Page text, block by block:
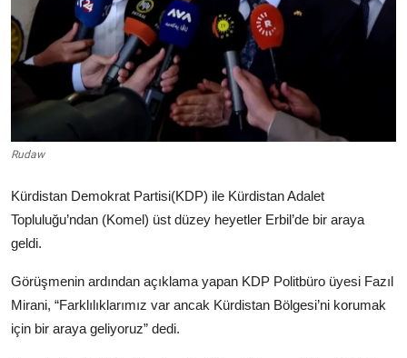
Arşiv
İletişim
Türkçe
Rudaw
Kürdistan Demokrat Partisi(KDP) ile Kürdistan Adalet
Topluluğu’ndan (Komel) üst düzey heyetler Erbil’de bir araya
geldi.
Görüşmenin ardından açıklama yapan KDP Politbüro üyesi Fazıl
Mirani, “Farklılıklarımız var ancak Kürdistan Bölgesi’ni korumak
için bir araya geliyoruz” dedi.